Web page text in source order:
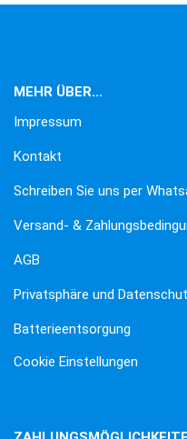
MEHR ÜBER...
Impressum
Kontakt
Schreiben Sie uns per
Versand- &
AGB
Privatsphäre und
Batterieentsorgung
Cookie Einstellungen